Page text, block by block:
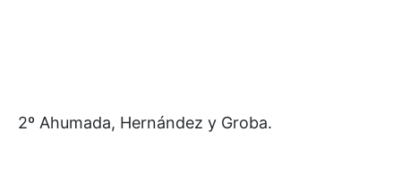
2º Ahumada, Hernández y Groba.